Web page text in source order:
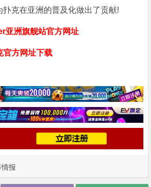
报
扑克在亚洲的普及化做出了贡献!
亚洲旗舰站官方网址
官方网址下载